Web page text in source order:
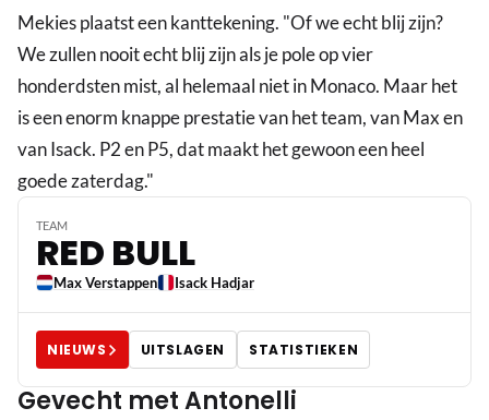
Mekies plaatst een kanttekening. "Of we echt blij zijn?
We zullen nooit echt blij zijn als je pole op vier
honderdsten mist, al helemaal niet in Monaco. Maar het
is een enorm knappe prestatie van het team, van Max en
van Isack. P2 en P5, dat maakt het gewoon een heel
goede zaterdag."
TEAM
RED BULL
Max Verstappen Isack Hadjar
NIEUWS UITSLAGEN STATISTIEKEN
Gevecht met Antonelli